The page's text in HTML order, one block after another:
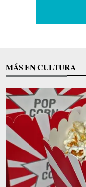
MÁS EN CULTURA